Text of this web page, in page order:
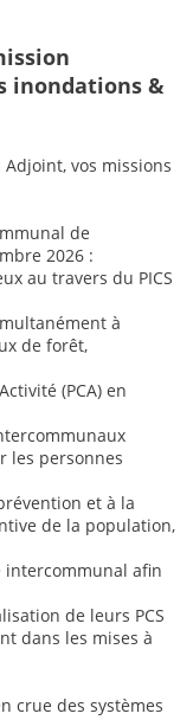
inondations &
vos missions
de
2026 :
au travers du PICS
à
de forêt,
(PCA) en
les personnes
et à la
de la population,
intercommunal afin
de leurs PCS
dans les mises à
crue des systèmes